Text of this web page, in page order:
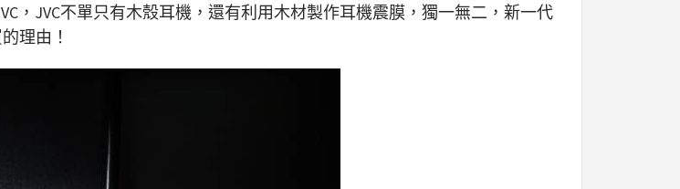
，JVC不單只有木殼耳機，還有利用木材製作耳機震膜，獨一無二，新一代
理由！